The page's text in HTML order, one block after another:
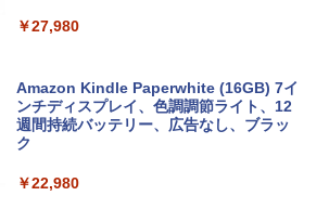
13インチノートブック：AIとApple Intell
igence、13.6インチLiquid Retinaディ
スプレイ、16GBユニファイドメモリ、1
TB SSDストレージ、12MPセンターフレ
D - ミッドナイト
インゲームコード】 ロブロックス | オン
ラインコード版
￥3,200
非エンジニア 初心者 素人 でも安心 使い
めのAIコーディング入門シリーズ
￥99
AIイラスト表現辞典: 思い通りの絵を引き
￥27,980
Amazon Kindle Paperwhite (16GB) 7イ
ンチディスプレイ、色調調節ライト、12
週間持続バッテリー、広告なし、ブラッ
ク
￥22,980